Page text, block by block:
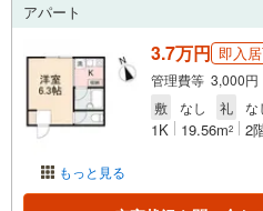
アパート
もっと見る
3.7万円 即入
管理費等 3,000円
敷
なし 礼 な
1K 19.56m2 2